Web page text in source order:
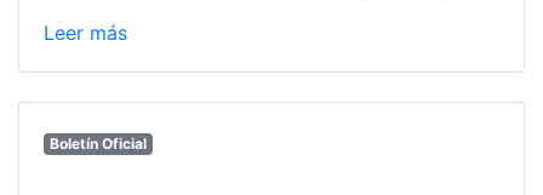
Leer más
Boletín Oficial